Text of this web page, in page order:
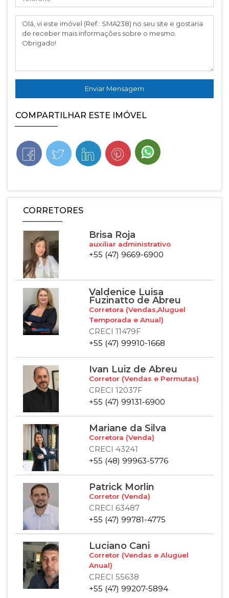
Enviar Mensagem
COMPARTILHAR ESTE IMÓVEL
CORRETORES
Brisa Roja
auxiliar administrativo
+55 (47) 9669-6900
Valdenice Luisa
Fuzinatto de Abreu
Corretora (Vendas,Aluguel
Temporada e Anual)
CRECI 11479F
+55 (47) 99910-1668
Ivan Luiz de Abreu
Corretor (Vendas e Permutas)
CRECI 12037F
+55 (47) 99131-6900
Mariane da Silva
Corretora (Venda)
CRECI 43241
+55 (48) 99963-5776
Patrick Morlin
Corretor (Venda)
CRECI 63487
+55 (47) 99781-4775
Luciano Cani
Corretor (Vendas e Aluguel
Anual)
CRECI 55638
+55 (47) 99207-5894